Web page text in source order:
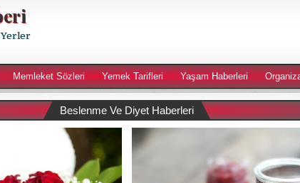
Yerler
Memleket Sözleri Yemek Tarifleri Yaşam Haberleri
Beslenme Ve Diyet Haberleri